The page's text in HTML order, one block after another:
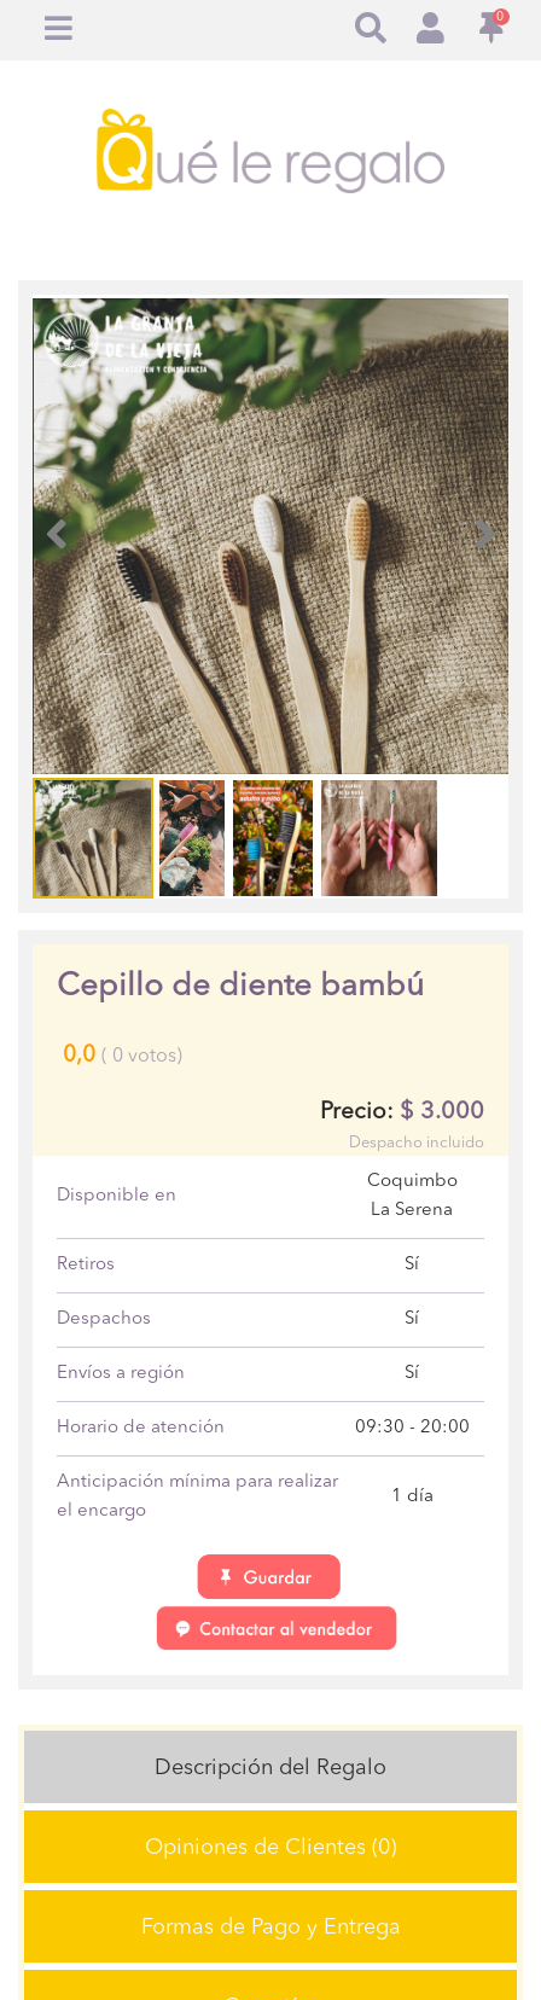
0
Anterior
Cepillo de diente bambú
0,0 ( 0 votos)
Precio: $ 3.000
Despacho incluido
Disponible en
Coquimbo
La Serena
Retiros Sí
Despachos Sí
Envíos a región Sí
Horario de atención 09:30 - 20:00
Anticipación mínima para realizar
el encargo
1 día
Descripción del Regalo
Opiniones de Clientes (0)
Formas de Pago y Entrega